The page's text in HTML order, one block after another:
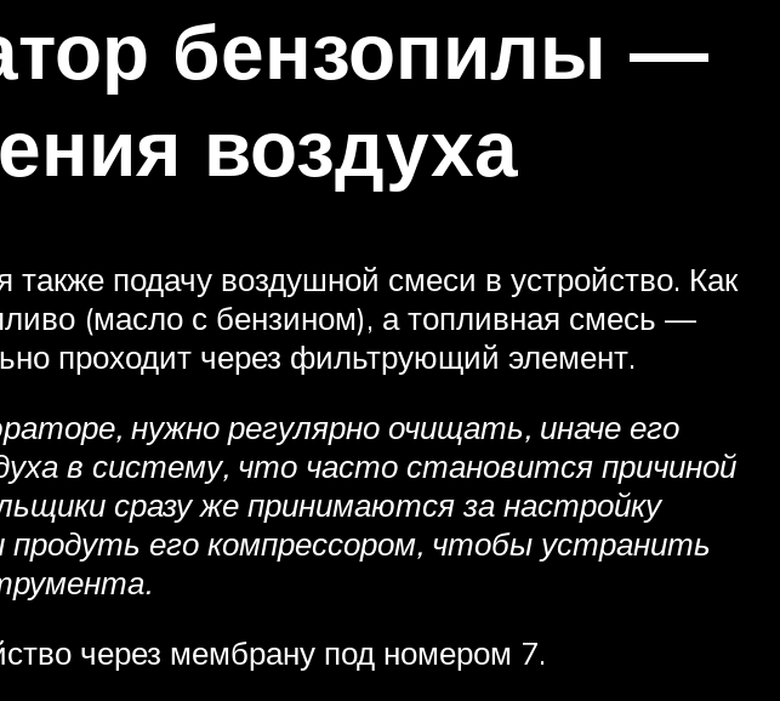
бензопилы —
воздуха
подачу воздушной смеси в устройство. Как
(масло с бензином), а топливная смесь —
проходит через фильтрующий элемент.
нужно регулярно очищать, иначе его
в систему, что часто становится причиной
сразу же принимаются за настройку
его компрессором, чтобы устранить
через мембрану под номером 7.